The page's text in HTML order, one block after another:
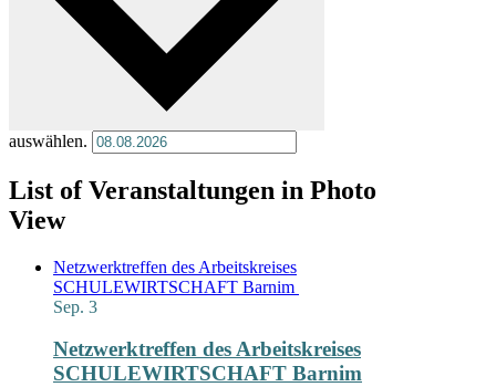
auswählen.
List of Veranstaltungen in Photo
View
Netzwerktreffen des Arbeitskreises
SCHULEWIRTSCHAFT Barnim
Sep. 3
Netzwerktreffen des Arbeitskreises
SCHULEWIRTSCHAFT Barnim